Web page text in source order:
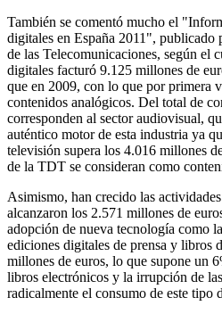
También se comentó mucho el
digitales en España 2011",
de las Telecomunicaciones, según el
digitales facturó 9.125 millones de
que en 2009, con lo que por primera
contenidos analógicos. Del total de
corresponden al sector audiovisual,
auténtico motor de esta industria ya
televisión supera los 4.016 millones
de la TDT se consideran como
Asimismo, han crecido las
alcanzaron los 2.571 millones de
adopción de nueva tecnología como
ediciones digitales de prensa y libros
millones de euros, lo que supone un
libros electrónicos y la irrupción de
radicalmente el consumo de este tipo